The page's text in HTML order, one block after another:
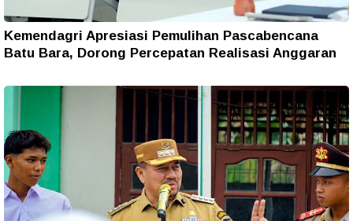
Kemendagri Apresiasi Pemulihan Pascabencana
Batu Bara, Dorong Percepatan Realisasi Anggaran